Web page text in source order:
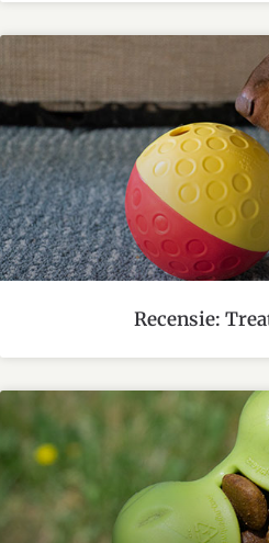
Recensie: